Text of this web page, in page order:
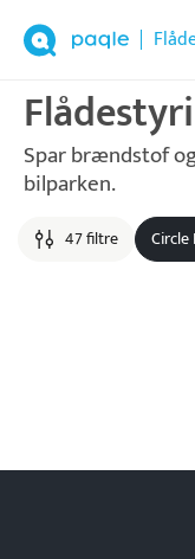
Spar brændstof
bilparken.
47 filtre Circle